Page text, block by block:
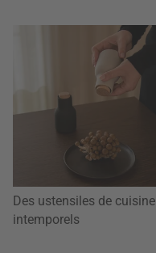
Des ustensiles de cuisine
intemporels